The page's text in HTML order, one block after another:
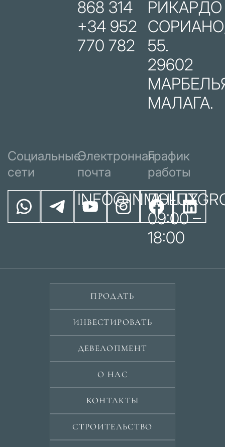
868 314
+34 952
770 782
РИКАРДО
55.
29602
МАЛАГА.
Социальные
сети
Электронная
почта
График
работы
ПН-ПТ
09:00 –
18:00
ПРОДАТЬ
ИНВЕСТИРОВАТЬ
ДЕВЕЛОПМЕНТ
О НАС
КОНТАКТЫ
СТРОИТЕЛЬСТВО